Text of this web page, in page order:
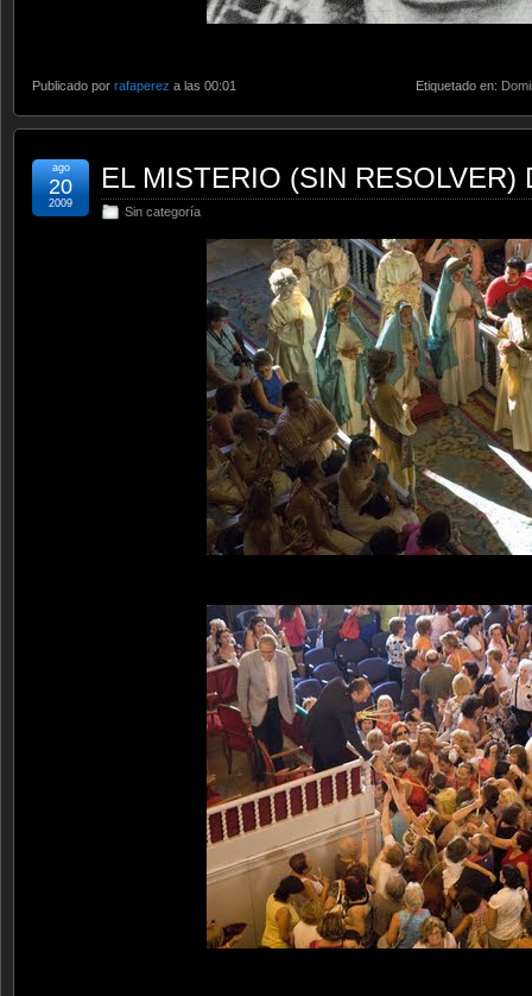
Publicado por rafaperez a las 00:01 Etiquetado en:
EL MISTERIO (SIN RESOLVER)
Sin categoría
ago
20
2009